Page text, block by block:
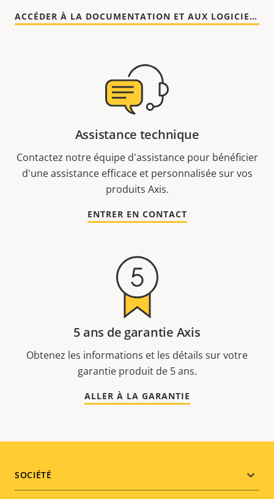
ACCÉDER À LA DOCUMENTATION ET AUX LOGICIELS
Assistance technique
Contactez notre équipe d'assistance pour bénéficier
d'une assistance efficace et personnalisée sur vos
produits Axis.
ENTRER EN CONTACT
5 ans de garantie Axis
Obtenez les informations et les détails sur votre
garantie produit de 5 ans.
ALLER À LA GARANTIE
Footer
SOCIÉTÉ